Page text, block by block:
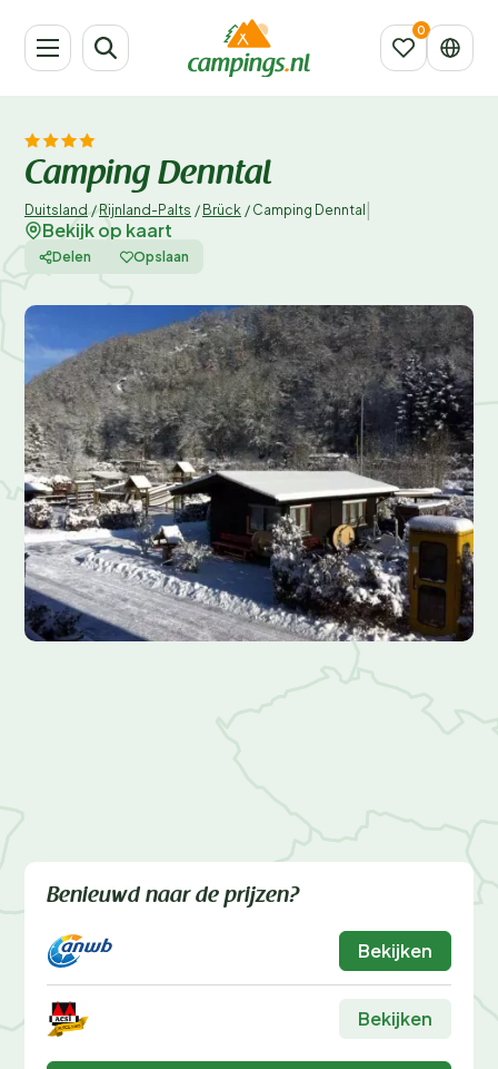
Camping Denntal
Duitsland / Rijnland-Palts / Brück / Camping Denntal
Bekijk op kaart
Delen Opslaan
Benieuwd naar de prijzen?
Bekijken
Bekijken